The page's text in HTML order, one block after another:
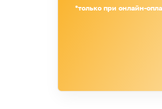
*только при онлайн-